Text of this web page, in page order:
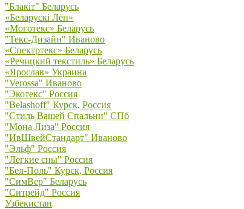
"Блакiт" Беларусь
«Беларускi Лён»
«Моготекс» Беларусь
"Текс-Дизайн" Иваново
«Спектртекс» Беларусь
«Речицкий текстиль» Беларусь
«Ярослав» Украина
"Verossa" Иваново
"Экотекс" Россия
"Belashoff" Курск, Россия
"Стиль Вашей Спальни" СПб
"Мона Лиза" Россия
"ИвШвейСтандарт" Иваново
"Эльф" Россия
"Легкие сны" Россия
"Бел-Поль" Курск, Россия
"СимВер" Беларусь
"Ситрейд" Россия
Узбекистан